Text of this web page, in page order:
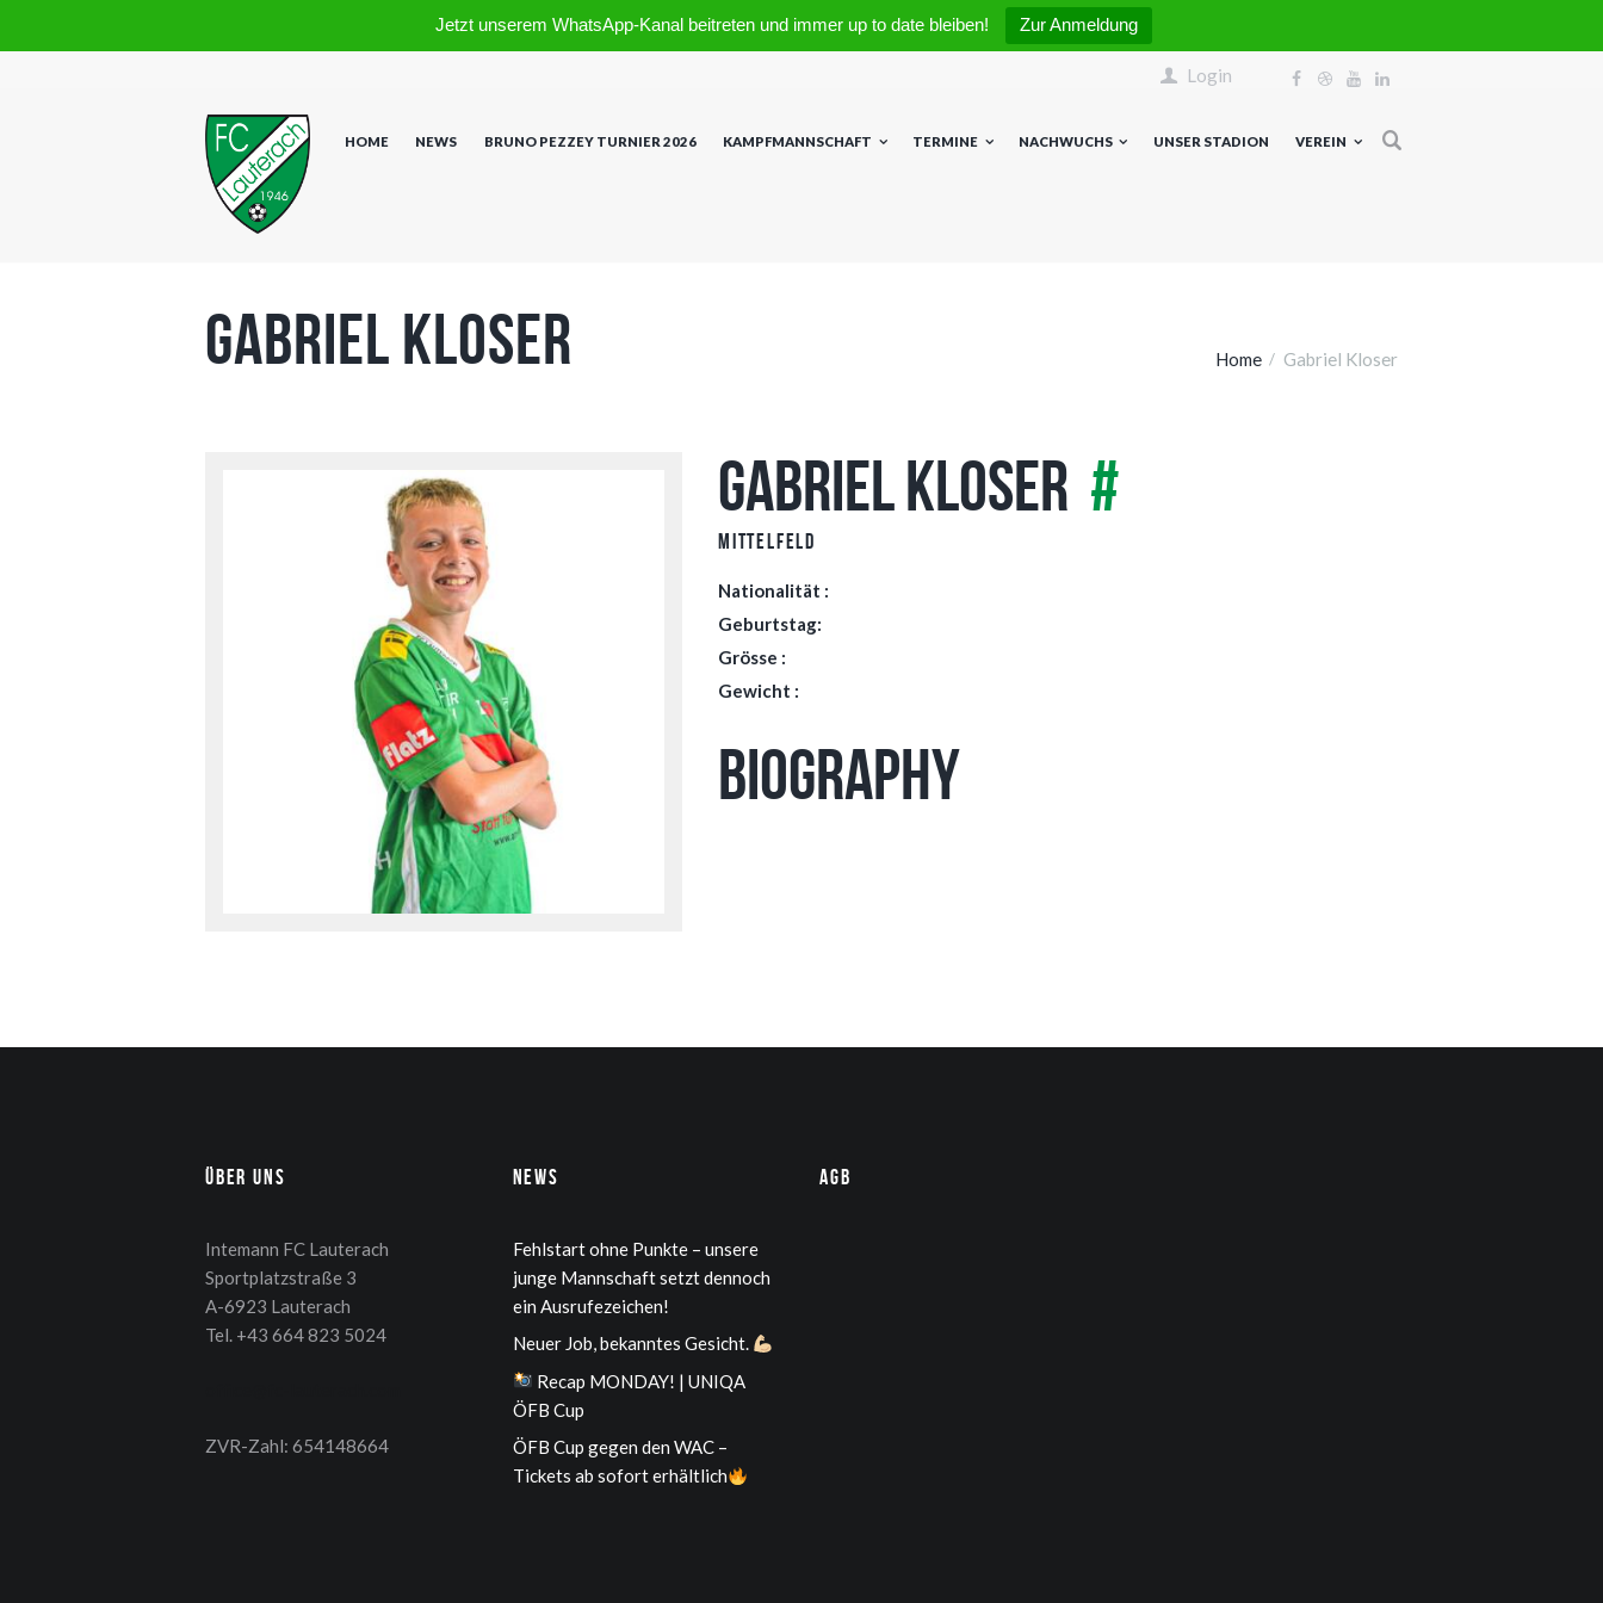
Jetzt unserem WhatsApp-Kanal beitreten und immer up to date bleiben! Zur Anmeldung
Login
HOME NEWS BRUNO PEZZEY TURNIER 2026 KAMPFMANNSCHAFT TERMINE NACHWUCHS UNSER STADION VEREIN
Gabriel Kloser Home Gabriel Kloser
Gabriel Kloser #
Mittelfeld
Nationalität :
Geburtstag:
Grösse :
Gewicht :
Biography
Über uns
Intemann FC Lauterach
Sportplatzstraße 3
A-6923 Lauterach
Tel. +43 664 823 5024
ZVR-Zahl: 654148664
News
Fehlstart ohne Punkte – unsere
junge Mannschaft setzt dennoch
ein Ausrufezeichen!
Neuer Job, bekanntes Gesicht.
Recap MONDAY! | UNIQA
ÖFB Cup
ÖFB Cup gegen den WAC –
Tickets ab sofort erhältlich
AGB